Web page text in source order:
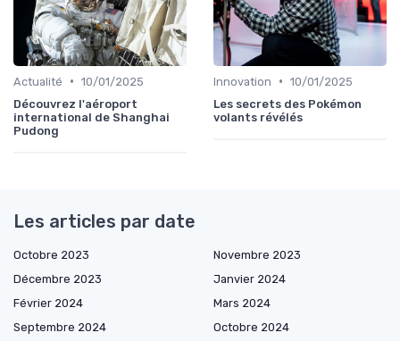
Actualité • 10/01/2025
Découvrez l'aéroport
international de Shanghai
Pudong
Innovation • 10/01/2025
Les secrets des Pokémon
volants révélés
Les articles par date
Octobre 2023
Novembre 2023
Décembre 2023
Janvier 2024
Février 2024
Mars 2024
Septembre 2024
Octobre 2024